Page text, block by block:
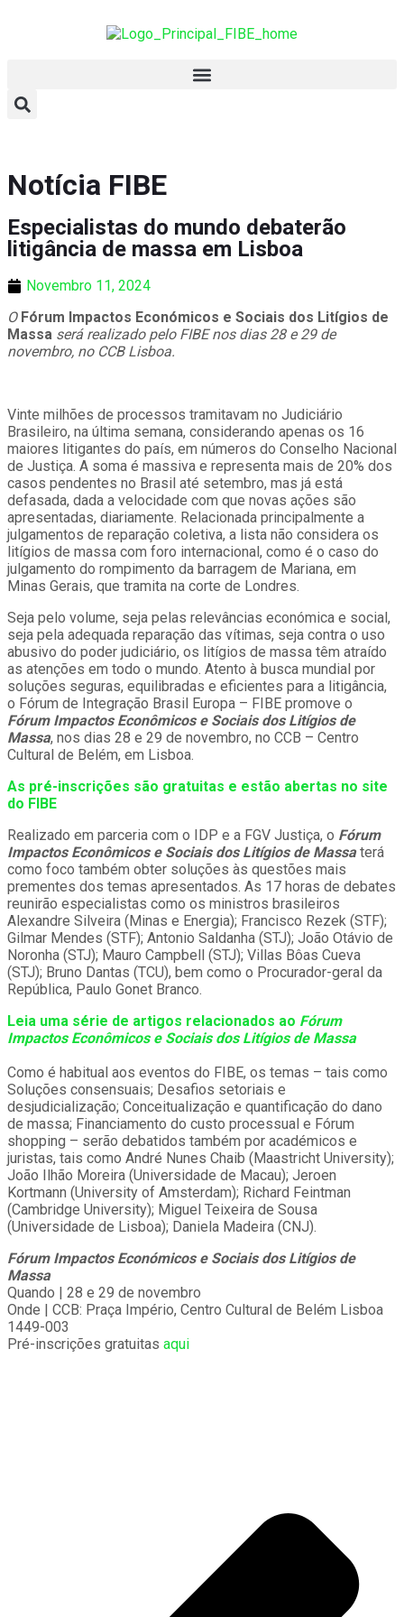
Notícia FIBE
Especialistas do mundo debaterão
litigância de massa em Lisboa
Novembro 11, 2024
O Fórum Impactos Económicos e Sociais dos Litígios de
Massa será realizado pelo FIBE nos dias 28 e 29 de
novembro, no CCB Lisboa.
Vinte milhões de processos tramitavam no Judiciário
Brasileiro, na última semana, considerando apenas os 16
maiores litigantes do país, em números do Conselho Nacional
de Justiça. A soma é massiva e representa mais de 20% dos
casos pendentes no Brasil até setembro, mas já está
defasada, dada a velocidade com que novas ações são
apresentadas, diariamente. Relacionada principalmente a
julgamentos de reparação coletiva, a lista não considera os
litígios de massa com foro internacional, como é o caso do
julgamento do rompimento da barragem de Mariana, em
Minas Gerais, que tramita na corte de Londres.
Seja pelo volume, seja pelas relevâncias económica e social,
seja pela adequada reparação das vítimas, seja contra o uso
abusivo do poder judiciário, os litígios de massa têm atraído
as atenções em todo o mundo. Atento à busca mundial por
soluções seguras, equilibradas e eficientes para a litigância,
o Fórum de Integração Brasil Europa – FIBE promove o
Fórum Impactos Econômicos e Sociais dos Litígios de
Massa, nos dias 28 e 29 de novembro, no CCB – Centro
Cultural de Belém, em Lisboa.
As pré-inscrições são gratuitas e estão abertas no site
do FIBE
Realizado em parceria com o IDP e a FGV Justiça, o Fórum
Impactos Econômicos e Sociais dos Litígios de Massaterá
como foco também obter soluções às questões mais
prementes dos temas apresentados. As 17 horas de debates
reunirão especialistas como os ministros brasileiros
Alexandre Silveira (Minas e Energia); Francisco Rezek (STF);
Gilmar Mendes (STF); Antonio Saldanha (STJ); João Otávio de
Noronha (STJ); Mauro Campbell (STJ); Villas Bôas Cueva
(STJ); Bruno Dantas (TCU), bem como o Procurador-geral da
República, Paulo Gonet Branco.
Leia uma série de artigos relacionados ao Fórum
Impactos Econômicos e Sociais dos Litígios de Massa
Como é habitual aos eventos do FIBE, os temas – tais como
Soluções consensuais; Desafios setoriais e
desjudicialização; Conceitualização e quantificação do dano
de massa; Financiamento do custo processual e Fórum
shopping – serão debatidos também por académicos e
juristas, tais como André Nunes Chaib (Maastricht University);
João Ilhão Moreira (Universidade de Macau); Jeroen
Kortmann (University of Amsterdam); Richard Feintman
(Cambridge University); Miguel Teixeira de Sousa
(Universidade de Lisboa); Daniela Madeira (CNJ).
Fórum Impactos Económicos e Sociais dos Litígios de
Massa
Quando | 28 e 29 de novembro
Onde | CCB: Praça Império, Centro Cultural de Belém Lisboa
1449-003
Pré-inscrições gratuitas aqui